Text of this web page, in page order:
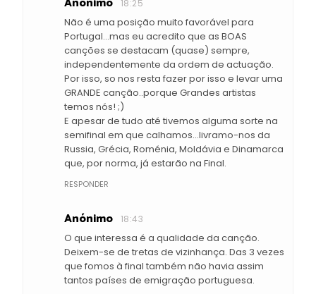
18:25
Não é uma posição muito favorável para
Portugal...mas eu acredito que as BOAS
canções se destacam (quase) sempre,
independentemente da ordem de actuação.
Por isso, so nos resta fazer por isso e levar uma
GRANDE canção..porque Grandes artistas
temos nós! ;)
E apesar de tudo até tivemos alguma sorte na
semifinal em que calhamos...livramo-nos da
Russia, Grécia, Roménia, Moldávia e Dinamarca
que, por norma, já estarão na Final.
RESPONDER
Anónimo 18:43
O que interessa é a qualidade da canção.
Deixem-se de tretas de vizinhança. Das 3 vezes
que fomos à final também não havia assim
tantos países de emigração portuguesa.